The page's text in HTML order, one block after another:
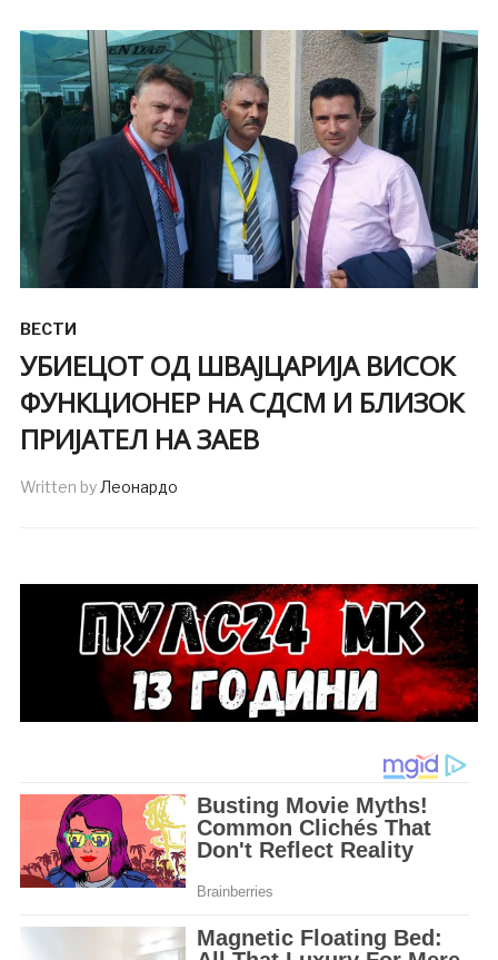
ВЕСТИ
УБИЕЦОТ ОД ШВАЈЦАРИЈА ВИСОК
ФУНКЦИОНЕР НА СДСМ И БЛИЗОК
ПРИЈАТЕЛ НА ЗАЕВ
Written byЛеонардо